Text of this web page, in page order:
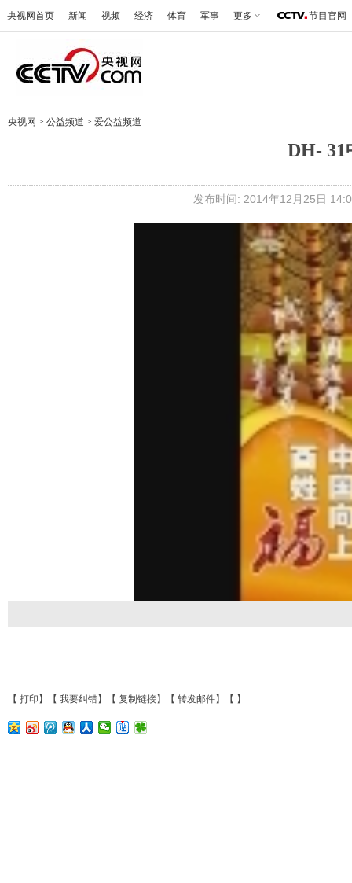
央视网首页 新闻 视频 经济 体育 军事 更多 节目官网
央视网 > 公益频道 > 爱公益频道
DH- 31
发布时间: 2014年12月25日
【 打印 】【 我要纠错】【 复制链接】【 转发邮件】【 】